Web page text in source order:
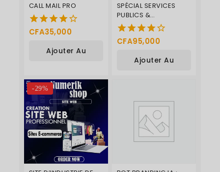
CALL MAIL PRO
4.00
CFA35,000
Ajouter Au
SPÉCIAL SERVICES
PUBLICS &
ADMINISTRATIONS
4.00
CFA95,000
Ajouter Au
-29%